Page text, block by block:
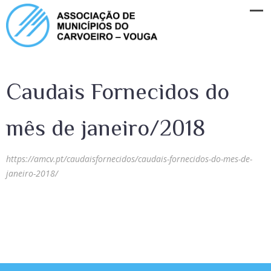
Caudais Fornecidos do
mês de janeiro/2018
https://amcv.pt/caudaisfornecidos/caudais-fornecidos-do-mes-de-
janeiro-2018/